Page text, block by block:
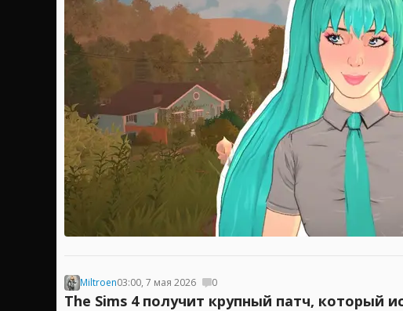
Miltroen03:00, 7 мая 2026 0
The Sims 4 получит крупный патч, который